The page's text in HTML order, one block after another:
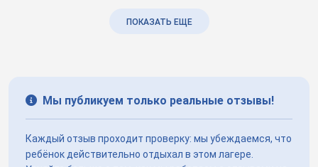
ПОКАЗАТЬ ЕЩЕ
Мы публикуем только реальные отзывы!
Каждый отзыв проходит проверку: мы убеждаемся, что
ребёнок действительно отдыхал в этом лагере.